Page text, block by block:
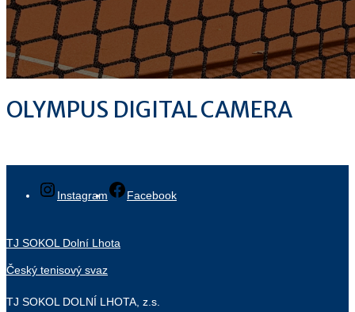
OLYMPUS DIGITAL CAMERA
Instagram Facebook
TJ SOKOL Dolní Lhota
Český tenisový svaz
TJ SOKOL DOLNÍ LHOTA, z.s.